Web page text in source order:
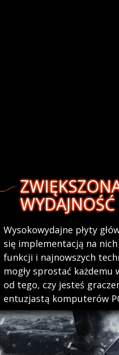
WYDAJNOŚĆ
Wysokowydajne płyty
się implementacją na
funkcji i najnowszych
mogły sprostać każdemu
od tego, czy jesteś
entuzjastą komputerów